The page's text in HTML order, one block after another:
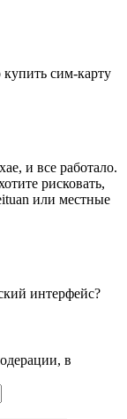
сим-карту
и все работало.
рисковать,
или местные
интерфейс?
в